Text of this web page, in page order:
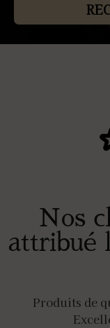
Nos
attribué
Produits de